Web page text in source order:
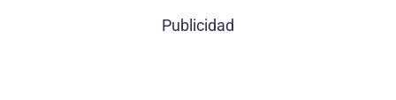
Publicidad